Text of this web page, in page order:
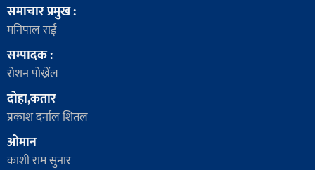
समाचार प्रमुख :
मनिपाल राई
सम्पादक :
रोशन पोख्रेंल
दोहा,कतार
प्रकाश दर्नाल शितल
ओमान
काशी राम सुनार